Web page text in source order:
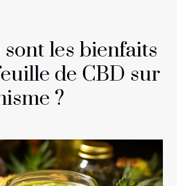
les bienfaits
de CBD sur
?